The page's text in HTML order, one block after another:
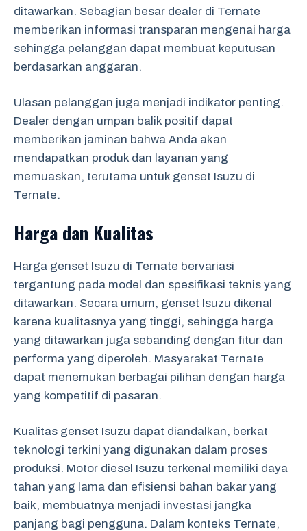
ditawarkan. Sebagian besar dealer di Ternate
memberikan informasi transparan mengenai harga
sehingga pelanggan dapat membuat keputusan
berdasarkan anggaran.
Ulasan pelanggan juga menjadi indikator penting.
Dealer dengan umpan balik positif dapat
memberikan jaminan bahwa Anda akan
mendapatkan produk dan layanan yang
memuaskan, terutama untuk genset Isuzu di
Ternate.
Harga dan Kualitas
Harga genset Isuzu di Ternate bervariasi
tergantung pada model dan spesifikasi teknis yang
ditawarkan. Secara umum, genset Isuzu dikenal
karena kualitasnya yang tinggi, sehingga harga
yang ditawarkan juga sebanding dengan fitur dan
performa yang diperoleh. Masyarakat Ternate
dapat menemukan berbagai pilihan dengan harga
yang kompetitif di pasaran.
Kualitas genset Isuzu dapat diandalkan, berkat
teknologi terkini yang digunakan dalam proses
produksi. Motor diesel Isuzu terkenal memiliki daya
tahan yang lama dan efisiensi bahan bakar yang
baik, membuatnya menjadi investasi jangka
panjang bagi pengguna. Dalam konteks Ternate,